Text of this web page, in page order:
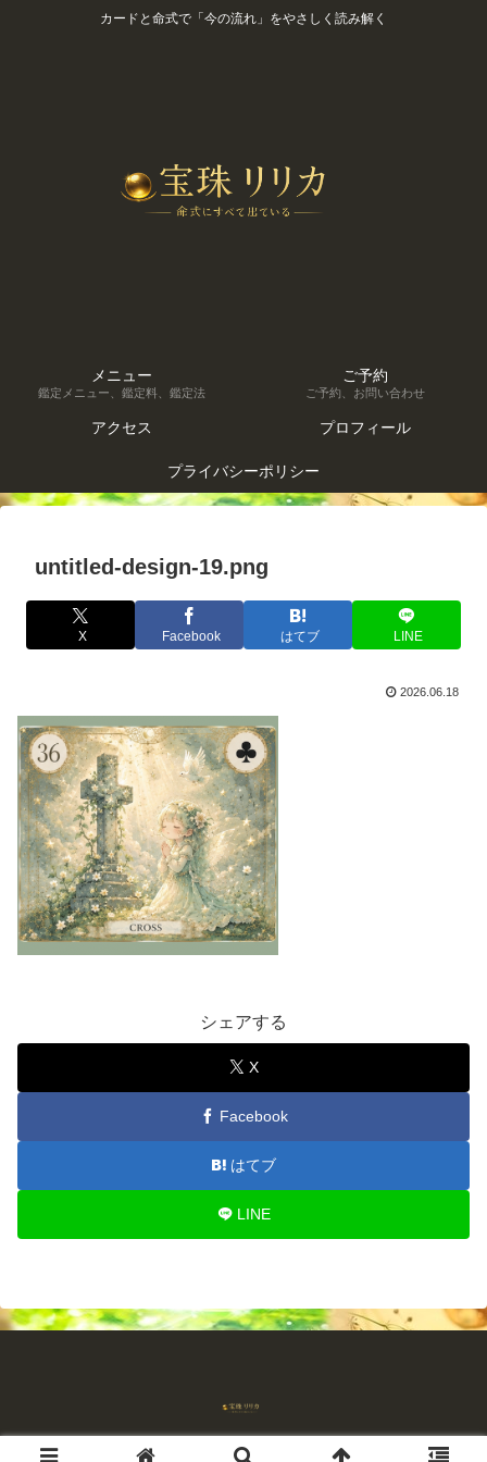
カードと命式で「今の流れ」をやさしく読み解く
メニュー
鑑定メニュー、鑑定料、鑑定法
ご予約
ご予約、お問い合わせ
アクセス プロフィール
プライバシーポリシー
untitled-design-19.png
X Facebook はてブ LINE
2026.06.18
シェアする
X
Facebook
はてブ
LINE
© 2018-2026 占師宝珠リリカ 流れを読む占い.